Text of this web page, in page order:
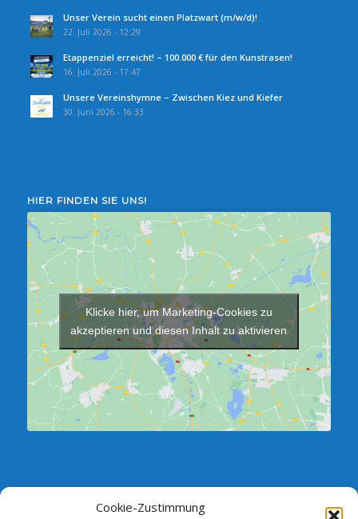
Cookie-Zustimmung
Unser Verein sucht einen Platzwart (m/w/d)!
22. Juli 2026 - 12:29
Etappenziel erreicht! – 100.000 € für den Kunstrasen!
16. Juli 2026 - 17:47
Unsere Vereinshymne – Zwischen Kiez und Kiefer
30. Juni 2026 - 16:33
HIER FINDEN SIE UNS!
Klicke hier, um Marketing-Cookies zu
akzeptieren und diesen Inhalt zu aktivieren
SPRECHSTUNDE DES VORSTANDES: